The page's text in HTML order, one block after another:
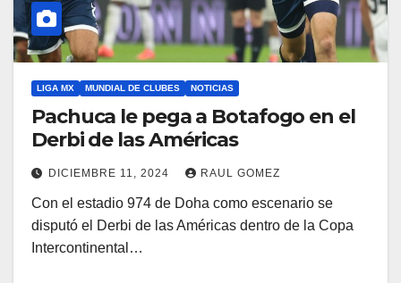
LIGA MX MUNDIAL DE CLUBES NOTICIAS
Pachuca le pega a Botafogo en el
Derbi de las Américas
DICIEMBRE 11, 2024 RAUL GOMEZ
Con el estadio 974 de Doha como escenario se
disputó el Derbi de las Américas dentro de la Copa
Intercontinental…